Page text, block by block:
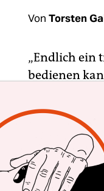
Von Torsten
„Endlich ein
bedienen
in zwei Teile:
Sicher, noch
Roger